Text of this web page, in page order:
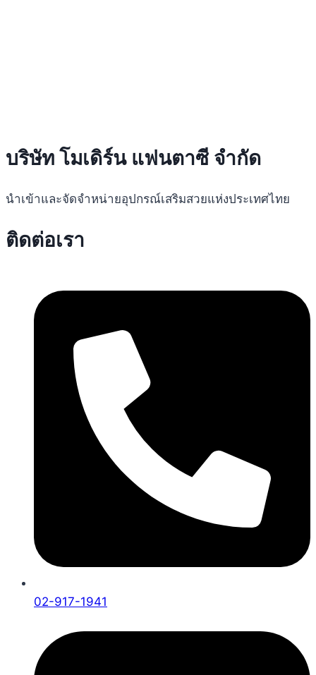
บริษัท โมเดิร์น แฟนตาซี จำกัด
นำเข้าและจัดจำหน่ายอุปกรณ์เสริมสวยแห่งประเทศไทย
ติดต่อเรา
02-917-1941